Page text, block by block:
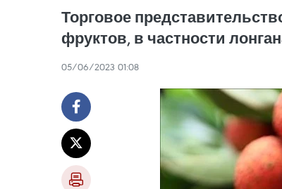
Торговое
фруктов, в частности
05/06/2023 01:08